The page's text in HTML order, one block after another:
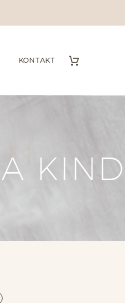
KONTAKT
KIND